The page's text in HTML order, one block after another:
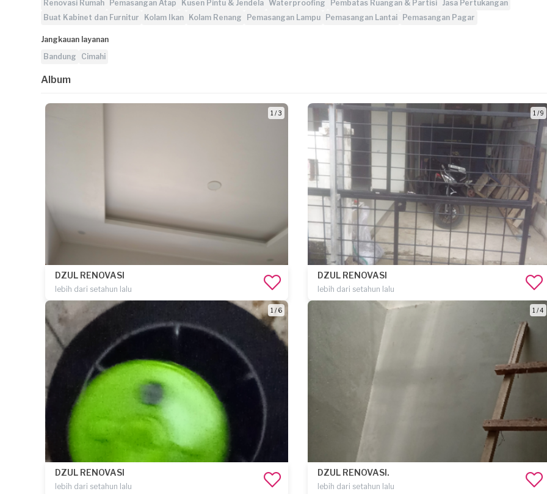
Renovasi Rumah
Pemasangan Atap Kusen Pintu & Jendela Waterproofing Pembatas Ruangan & Partisi Jasa Pertukangan
Buat Kabinet dan Furnitur
Kolam Ikan Kolam Renang Pemasangan Lampu Pemasangan Lantai Pemasangan Pagar
Jangkauan layanan
Bandung
Cimahi
Album
1 / 3
DZUL RENOVASI
lebih dari setahun lalu
1 / 9
DZUL RENOVASI
lebih dari setahun lalu
1 / 6
DZUL RENOVASI
lebih dari setahun lalu
1 / 4
DZUL RENOVASI.
lebih dari setahun lalu